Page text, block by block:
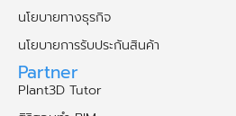
Services
นโยบาย
นโยบายความเป็นส่วนตัว
นโยบายทางธุรกิจ